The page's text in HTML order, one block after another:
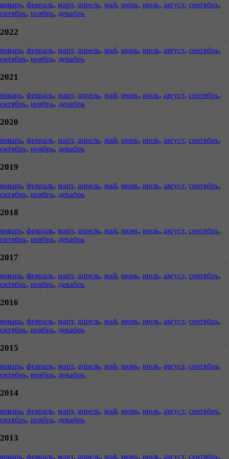
январь, февраль, март, апрель, май, июнь, июль, август, сентябрь,
октябрь, ноябрь, декабрь
2022
январь, февраль, март, апрель, май, июнь, июль, август, сентябрь,
октябрь, ноябрь, декабрь
2021
январь, февраль, март, апрель, май, июнь, июль, август, сентябрь,
октябрь, ноябрь, декабрь
2020
январь, февраль, март, апрель, май, июнь, июль, август, сентябрь,
октябрь, ноябрь, декабрь
2019
январь, февраль, март, апрель, май, июнь, июль, август, сентябрь,
октябрь, ноябрь, декабрь
2018
январь, февраль, март, апрель, май, июнь, июль, август, сентябрь,
октябрь, ноябрь, декабрь
2017
январь, февраль, март, апрель, май, июнь, июль, август, сентябрь,
октябрь, ноябрь, декабрь
2016
январь, февраль, март, апрель, май, июнь, июль, август, сентябрь,
октябрь, ноябрь, декабрь
2015
январь, февраль, март, апрель, май, июнь, июль, август, сентябрь,
октябрь, ноябрь, декабрь
2014
январь, февраль, март, апрель, май, июнь, июль, август, сентябрь,
октябрь, ноябрь, декабрь
2013
январь, февраль, март, апрель, май, июнь, июль, август, сентябрь,